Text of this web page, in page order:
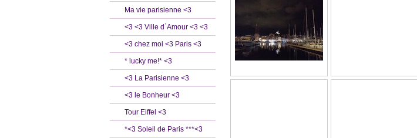
Ma vie parisienne <3
<3 <3 Ville d`Amour <3 <3
<3 chez moi <3 Paris <3
* lucky me!* <3
<3 La Parisienne <3
<3 le Bonheur <3
Tour Eiffel <3
*<3 Soleil de Paris ***<3